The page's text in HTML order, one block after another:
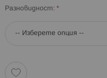
Разновидност